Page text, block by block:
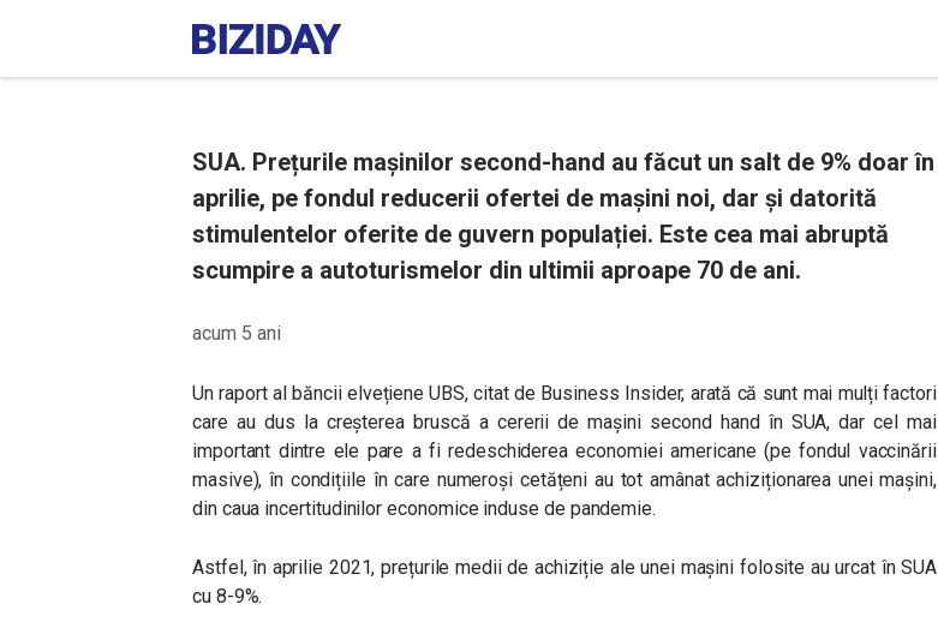
SUA. Prețurile mașinilor second-hand au făcut un salt de 9% doar în
aprilie, pe fondul reducerii ofertei de mașini noi, dar și datorită
stimulentelor oferite de guvern populației. Este cea mai abruptă
scumpire a autoturismelor din ultimii aproape 70 de ani.
acum 5 ani
Un raport al băncii elvețiene UBS, citat de Business Insider, arată că sunt mai mulți factori
care au dus la creșterea bruscă a cererii de mașini second hand în SUA, dar cel mai
important dintre ele pare a fi redeschiderea economiei americane (pe fondul vaccinării
masive), în condițiile în care numeroși cetățeni au tot amânat achiziționarea unei mașini,
din caua incertitudinilor economice induse de pandemie.
Astfel, în aprilie 2021, prețurile medii de achiziție ale unei mașini folosite au urcat în SUA
cu 8-9%.